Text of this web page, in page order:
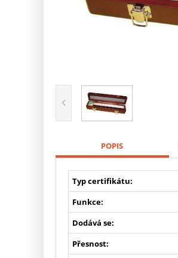
POPIS
Typ certifikátu:
Funkce:
Dodává se:
Přesnost: